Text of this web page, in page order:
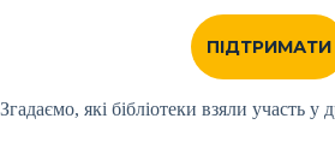
ПІДТРИМАТИ
Згадаємо, які бібліотеки взяли участь у